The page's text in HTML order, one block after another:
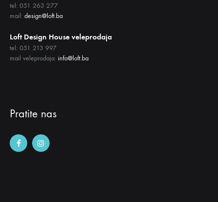
tel: 051 263 277
mail: design@loft.ba
Loft Design House veleprodaja
tel: 051 213 997
mail veleprodaja: info@loft.ba
Pratite nas